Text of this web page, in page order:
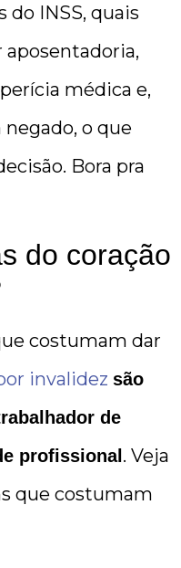
do INSS, quais
médica e,
o que
Bora pra
do coração
costumam dar
invalidez são
de
profissional . Veja
que costumam